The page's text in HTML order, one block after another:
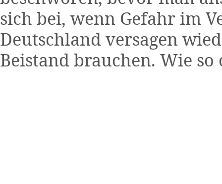
sich bei, wenn Gefahr im
Deutschland versagen
Beistand brauchen. Wie